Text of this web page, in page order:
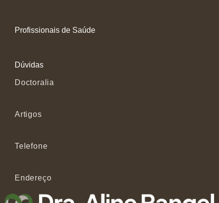
Profissionais de Saúde
Dúvidas
Doctoralia
Artigos
Telefone
Endereço